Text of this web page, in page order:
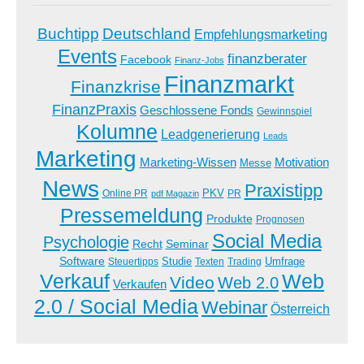
Buchtipp Deutschland Empfehlungsmarketing
Events Facebook Finanz-Jobs finanzberater
Finanzkrise Finanzmarkt
FinanzPraxis Geschlossene Fonds Gewinnspiel
Kolumne Leadgenerierung Leads
Marketing Marketing-Wissen Messe Motivation
News Online PR pdf Magazin PKV PR Praxistipp
Pressemeldung Produkte Prognosen
Psychologie Recht Seminar Social Media
Software Steuertipps Studie Texten Trading Umfrage
Verkauf Verkaufen Video Web 2.0Web
2.0 / Social MediaWebinar Österreich